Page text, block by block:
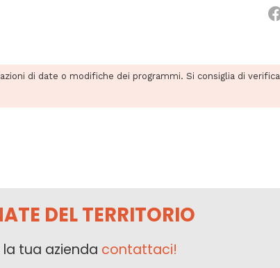
di date o modifiche dei programmi. Si consiglia di
DEL TERRITORIO
tua azienda contattaci!